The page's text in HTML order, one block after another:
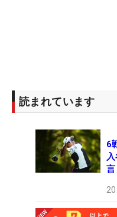
読まれています
6
言